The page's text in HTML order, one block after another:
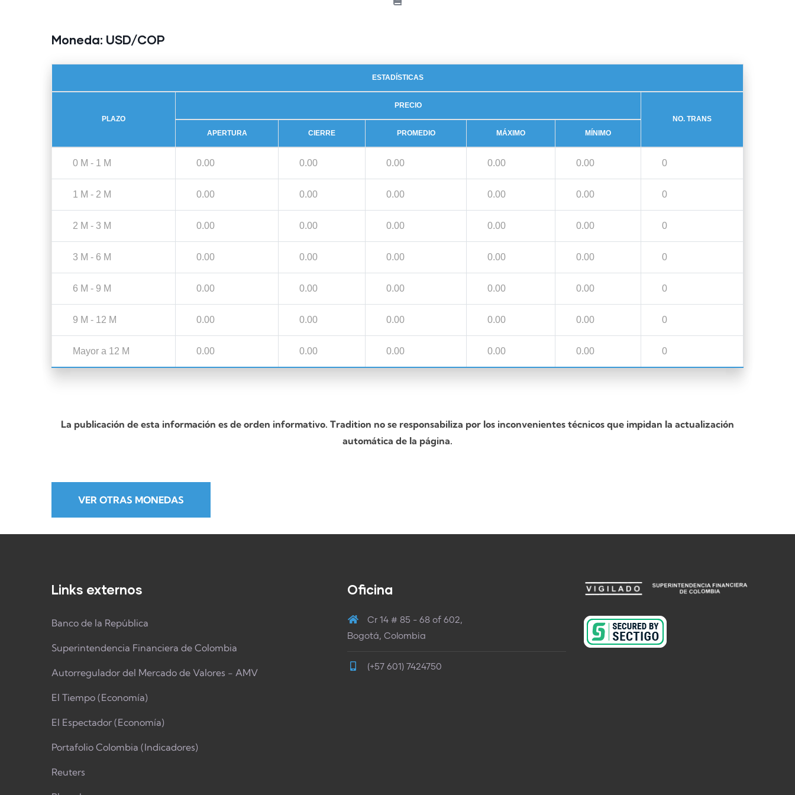
Moneda: USD/COP
ESTADÍSTICAS
PLAZO
PRECIO
NO. TRANS
APERTURA
CIERRE PROMEDIO MÁXIMO MÍNIMO
0 M - 1 M 0.00 0.00 0.00 0.00 0.00 0
1 M - 2 M 0.00 0.00 0.00 0.00 0.00 0
2 M - 3 M 0.00 0.00 0.00 0.00 0.00 0
3 M - 6 M 0.00 0.00 0.00 0.00 0.00 0
6 M - 9 M 0.00 0.00 0.00 0.00 0.00 0
9 M - 12 M 0.00 0.00 0.00 0.00 0.00 0
Mayor a 12 M 0.00 0.00 0.00 0.00 0.00 0
La publicación de esta información es de orden informativo. Tradition no se responsabiliza por los inconvenientes técnicos que impidan la actualización
automática de la página.
VER OTRAS MONEDAS
Links externos
Banco de la República
Superintendencia Financiera de Colombia
Autorregulador del Mercado de Valores - AMV
El Tiempo (Economía)
El Espectador (Economía)
Portafolio Colombia (Indicadores)
Reuters
Oficina
Cr 14 # 85 - 68 of 602,
Bogotá, Colombia
(+57 601) 7424750